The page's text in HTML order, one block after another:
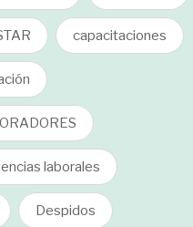
capacitaciones
laborales
Despidos